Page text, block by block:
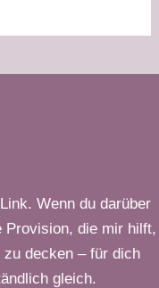
Wenn du darüber
Provision, die mir hilft,
decken – für dich
gleich.